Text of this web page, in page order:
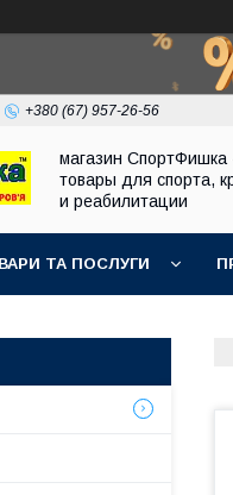
+380 (67) 957-26-56
магазин СпортФишка
товары для спорта,
и реабилитации
ТА ПОСЛУГИ